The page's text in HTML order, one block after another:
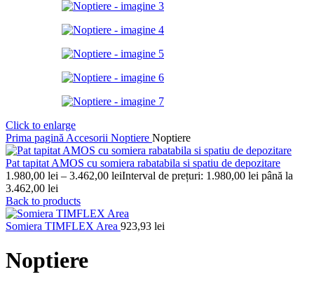
Click to enlarge
Prima pagină Accesorii Noptiere Noptiere
Pat tapitat AMOS cu somiera rabatabila si spatiu de depozitare
1.980,00 lei – 3.462,00 leiInterval de prețuri: 1.980,00 lei până la
3.462,00 lei
Back to products
Somiera TIMFLEX Area 923,93 lei
Noptiere